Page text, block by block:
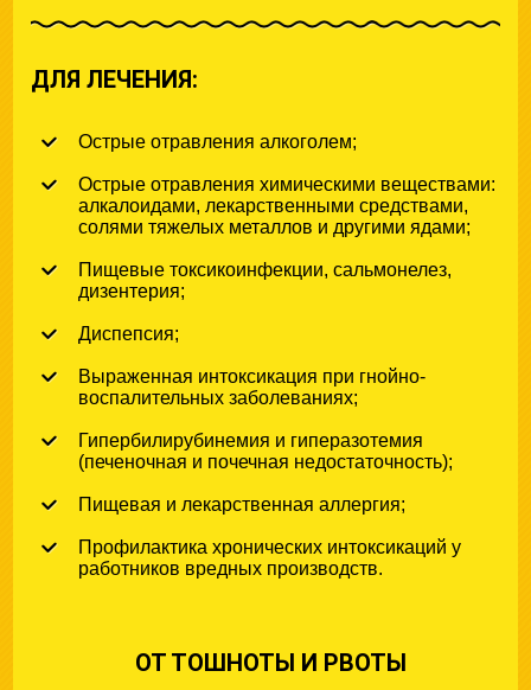
ДЛЯ ЛЕЧЕНИЯ:
Острые отравления алкоголем;
Острые отравления химическими веществами:
алкалоидами, лекарственными средствами,
солями тяжелых металлов и другими ядами;
Пищевые токсикоинфекции, сальмонелез,
дизентерия;
Диспепсия;
Выраженная интоксикация при гнойно-
воспалительных заболеваниях;
Гипербилирубинемия и гиперазотемия
(печеночная и почечная недостаточность);
Пищевая и лекарственная аллергия;
Профилактика хронических интоксикаций у
работников вредных производств.
ОТ ТОШНОТЫ И РВОТЫ